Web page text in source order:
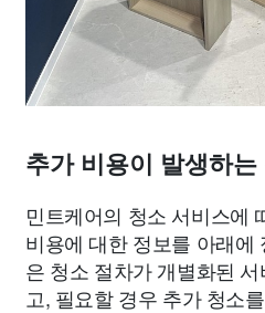
추가 비용이 발생하는
민트케어의 청소 서비스에
비용에 대한 정보를 아래에
은 청소 절차가 개별화된
고, 필요할 경우 추가 청소